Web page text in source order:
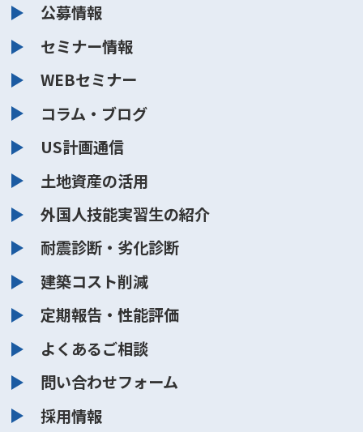
公募情報
セミナー情報
WEBセミナー
コラム・ブログ
US計画通信
土地資産の活用
外国人技能実習生の紹介
耐震診断・劣化診断
建築コスト削減
定期報告・性能評価
よくあるご相談
問い合わせフォーム
採用情報